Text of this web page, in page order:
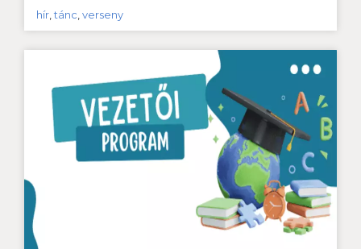
hír ,tánc verseny